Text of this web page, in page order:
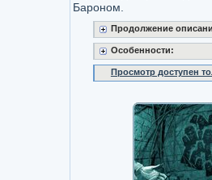
Бароном.
Продолжение
Особенности:
Просмотр доступен